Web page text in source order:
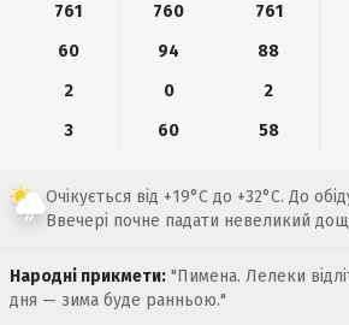
761 760 761
60 94 88
2 0 2
3 60 58
Очікується від +19°C до +32°C. До
Ввечері почне падати невеликий
Народні прикмети: "Пимена. Лелеки
дня — зима буде ранньою."